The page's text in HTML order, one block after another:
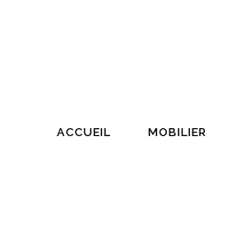
ACCUEIL MOBILIER